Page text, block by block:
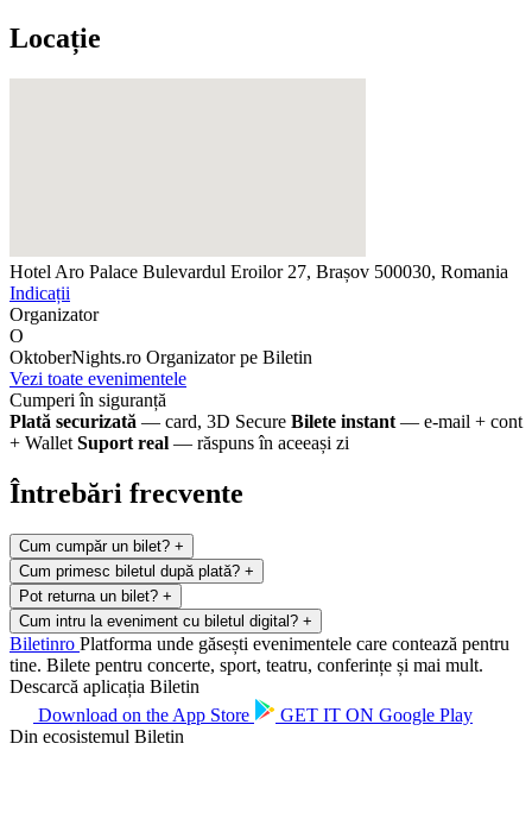
Locație
Hotel Aro Palace Bulevardul Eroilor 27, Brașov 500030, Romania
Indicații
Organizator
O
OktoberNights.ro Organizator pe Biletin
Vezi toate evenimentele
Cumperi în siguranță
Plată securizată — card, 3D Secure Bilete instant — e-mail + cont
+ Wallet Suport real — răspuns în aceeași zi
Întrebări frecvente
Cum cumpăr un bilet? +
Cum primesc biletul după plată? +
Pot returna un bilet? +
Cum intru la eveniment cu biletul digital? +
Biletinro Platforma unde găsești evenimentele care contează pentru
tine. Bilete pentru concerte, sport, teatru, conferințe și mai mult.
Descarcă aplicația Biletin
Download on the App Store GET IT ON Google Play
Din ecosistemul Biletin